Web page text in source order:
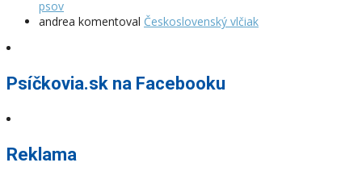
psov
andrea komentoval Československý vlčiak
Psíčkovia.sk na Facebooku
Reklama